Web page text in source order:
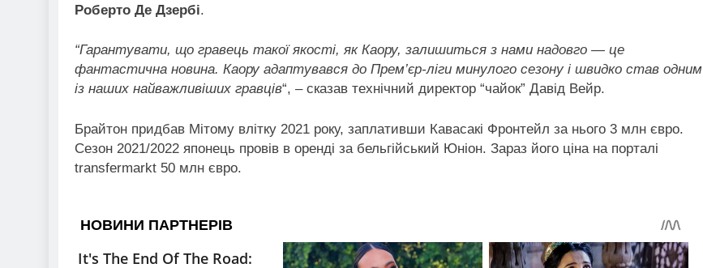
Роберто Де Дзербі.
“Гарантувати, що гравець такої якості, як Каору, залишиться з нами надовго — це
фантастична новина. Каору адаптувався до Прем’єр-ліги минулого сезону і швидко став одним
із наших найважливіших гравців“, – сказав технічний директор “чайок” Давід Вейр.
Брайтон придбав Мітому влітку 2021 року, заплативши Кавасакі Фронтейл за нього 3 млн євро.
Сезон 2021/2022 японець провів в оренді за бельгійський Юніон. Зараз його ціна на порталі
transfermarkt 50 млн євро.